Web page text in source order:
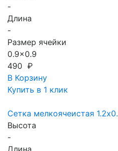
-
Длина
-
Размер ячейки
0.9x0.9
490 ₽
В Корзину
Купить в 1 клик
Сетка мелкоячеистая
Высота
-
Длина